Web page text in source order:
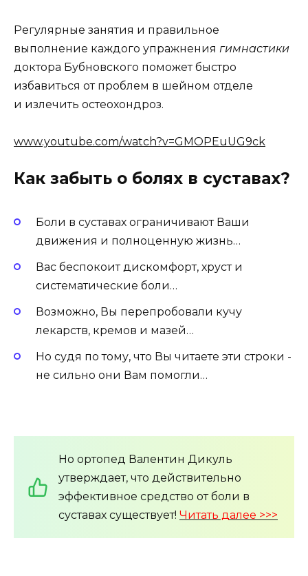
Регулярные занятия и правильное
выполнение каждого упражнения гимнастики
доктора Бубновского поможет быстро
избавиться от проблем в шейном отделе
и излечить остеохондроз.
www.youtube.com/watch?v=GMOPEuUG9ck
Как забыть о болях в суставах?
Боли в суставах ограничивают Ваши
движения и полноценную жизнь…
Вас беспокоит дискомфорт, хруст и
систематические боли…
Возможно, Вы перепробовали кучу
лекарств, кремов и мазей…
Но судя по тому, что Вы читаете эти строки -
не сильно они Вам помогли…
Но ортопед Валентин Дикуль
утверждает, что действительно
эффективное средство от боли в
суставах существует! Читать далее >>>